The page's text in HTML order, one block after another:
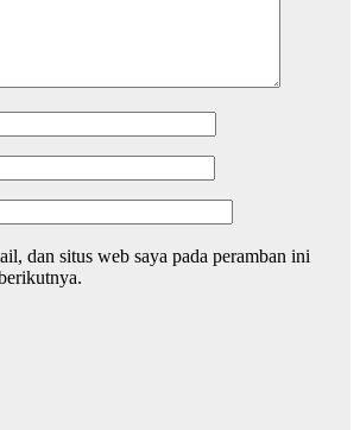
dan situs web saya pada peramban ini